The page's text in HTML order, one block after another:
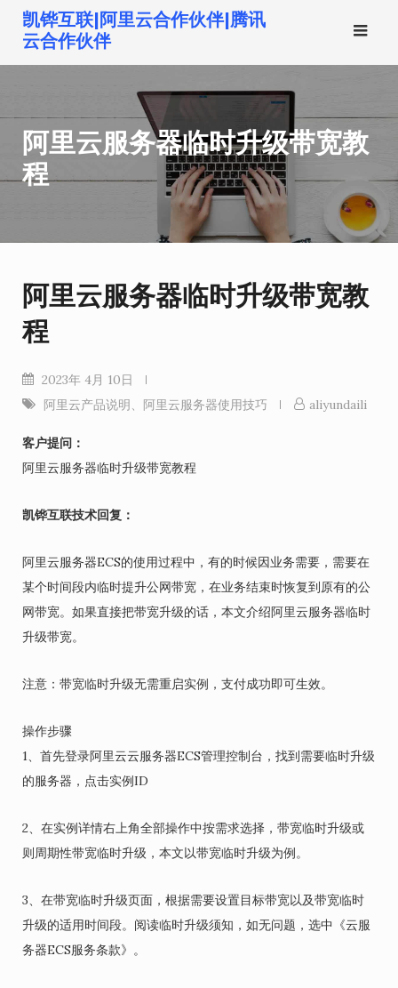
到
凯铧互联|阿里云合作伙伴|腾讯
云合作伙伴
阿里云服务器临时升级带宽教
程
阿里云服务器临时升级带宽教
程
2023年 4月 10日
阿里云产品说明、 阿里云服务器使用技巧 aliyundaili
客户提问：
阿里云服务器临时升级带宽教程
凯铧互联技术回复：
阿里云服务器ECS的使用过程中，有的时候因业务需要，需要在
某个时间段内临时提升公网带宽，在业务结束时恢复到原有的公
网带宽。如果直接把带宽升级的话，本文介绍阿里云服务器临时
升级带宽。
注意：带宽临时升级无需重启实例，支付成功即可生效。
操作步骤
1、首先登录阿里云云服务器ECS管理控制台，找到需要临时升级
的服务器，点击实例ID
2、在实例详情右上角全部操作中按需求选择，带宽临时升级或
则周期性带宽临时升级，本文以带宽临时升级为例。
3、在带宽临时升级页面，根据需要设置目标带宽以及带宽临时
升级的适用时间段。阅读临时升级须知，如无问题，选中《云服
务器ECS服务条款》。